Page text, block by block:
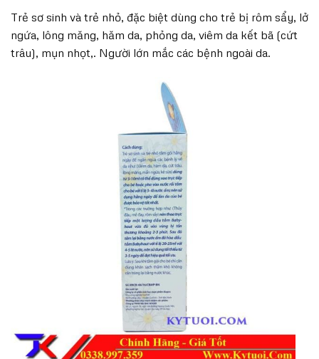
Trẻ sơ sinh và trẻ nhỏ, đặc biệt dùng cho trẻ bị rôm sẩy, lở
ngứa, lông măng, hăm da, phỏng da, viêm da kết bã (cứt
trâu), mụn nhọt,. Người lớn mắc các bệnh ngoài da.